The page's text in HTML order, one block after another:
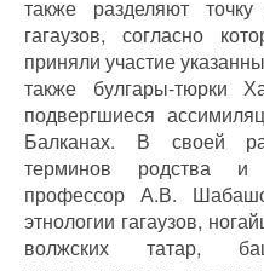
также разделяют
гагаузов, согласно
приняли участие
также булгары-тюрки
подвергшиеся
Балканах. В своей
терминов родства и
профессор А.В.
этнологии гагаузов,
волжских татар,